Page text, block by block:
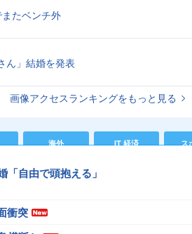
たベンチ外
ん」結婚を発表
画像アクセスランキングをもっと見る
海外 IT 経済 ス
「自由で頭抱える」
衝突